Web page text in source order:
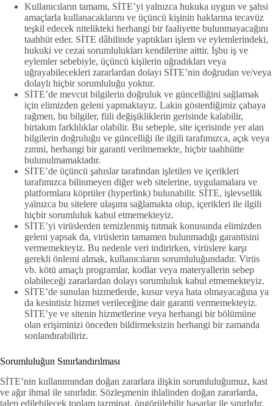
Kullanıcıların tamamı, SİTE’yi yalnızca hukuka uygun ve şahsi
amaçlarla kullanacaklarını ve üçüncü kişinin haklarına tecavüz
teşkil edecek nitelikteki herhangi bir faaliyette bulunmayacağını
taahhüt eder. SİTE dâhilinde yaptıkları işlem ve eylemlerindeki,
hukuki ve cezai sorumlulukları kendilerine aittir. İşbu iş ve
eylemler sebebiyle, üçüncü kişilerin uğradıkları veya
uğrayabilecekleri zararlardan dolayı SİTE’nin doğrudan ve/veya
dolaylı hiçbir sorumluluğu yoktur.
SİTE’de mevcut bilgilerin doğruluk ve güncelliğini sağlamak
için elimizden geleni yapmaktayız. Lakin gösterdiğimiz çabaya
rağmen, bu bilgiler, fiili değişikliklerin gerisinde kalabilir,
birtakım farklılıklar olabilir. Bu sebeple, site içerisinde yer alan
bilgilerin doğruluğu ve güncelliği ile ilgili tarafımızca, açık veya
zımni, herhangi bir garanti verilmemekte, hiçbir taahhütte
bulunulmamaktadır.
SİTE’de üçüncü şahıslar tarafından işletilen ve içerikleri
tarafımızca bilinmeyen diğer web sitelerine, uygulamalara ve
platformlara köprüler (hyperlink) bulunabilir. SİTE, işlevsellik
yalnızca bu sitelere ulaşımı sağlamakta olup, içerikleri ile ilgili
hiçbir sorumluluk kabul etmemekteyiz.
SİTE’yi virüslerden temizlenmiş tutmak konusunda elimizden
geleni yapsak da, virüslerin tamamen bulunmadığı garantisini
vermemekteyiz. Bu nedenle veri indirirken, virüslere karşı
gerekli önlemi almak, kullanıcıların sorumluluğundadır. Virüs
vb. kötü amaçlı programlar, kodlar veya materyallerin sebep
olabileceği zararlardan dolayı sorumluluk kabul etmemekteyiz.
SİTE’de sunulan hizmetlerde, kusur veya hata olmayacağına ya
da kesintisiz hizmet verileceğine dair garanti vermemekteyiz.
SİTE’ye ve sitenin hizmetlerine veya herhangi bir bölümüne
olan erişiminizi önceden bildirmeksizin herhangi bir zamanda
sonlandırabiliriz.
Sorumluluğun Sınırlandırılması
SİTE’nin kullanımından doğan zararlara ilişkin sorumluluğumuz, kast
ve ağır ihmal ile sınırlıdır. Sözleşmenin ihlalinden doğan zararlarda,
talep edilebilecek toplam tazminat, öngörülebilir hasarlar ile sınırlıdır.